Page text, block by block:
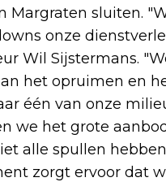
Margraten sluiten.
onze
Wil Sijstermans.
het opruimen en
één van onze
we het grote
alle spullen
zorgt ervoor dat